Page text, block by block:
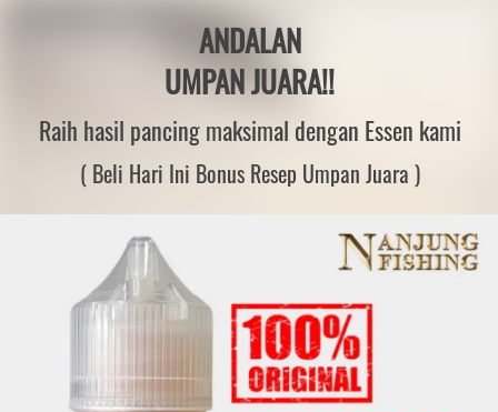
ANDALAN
UMPAN JUARA!!
Raih hasil pancing maksimal dengan Essen kami
( Beli Hari Ini Bonus Resep Umpan Juara )